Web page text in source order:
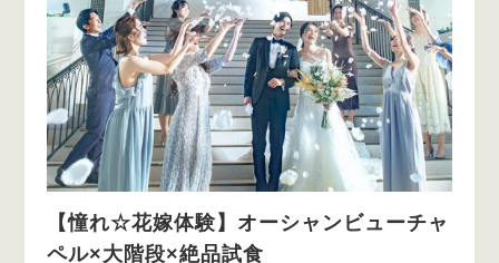
【憧れ☆花嫁体験】オーシャンビューチャ
ペル×大階段×絶品試食